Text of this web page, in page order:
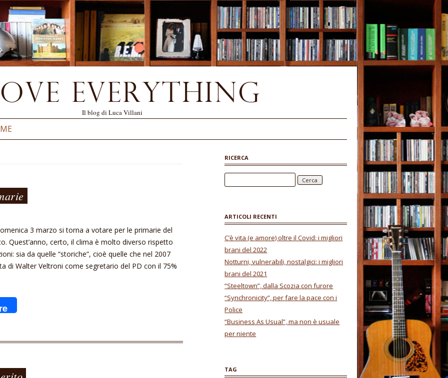
Il blog di Luca Villani
Vai al contenuto
3 marzo si torna a votare per le primarie del
Quest’anno, certo, il clima è molto diverso rispetto
sia da quelle “storiche”, cioè quelle che nel 2007
di Walter Veltroni come segretario del PD con il 75%
RICERCA
ARTICOLI RECENTI
C’è vita (e amore) oltre il Covid: i migliori
brani del 2022
Notturni, vulnerabili, nostalgici: i migliori
brani del 2021
“Steeltown”, dalla Scozia con furore
“Synchronicity”, per fare la pace con i
Police
“Business As Usual”, ma non è usuale
per niente
TAG